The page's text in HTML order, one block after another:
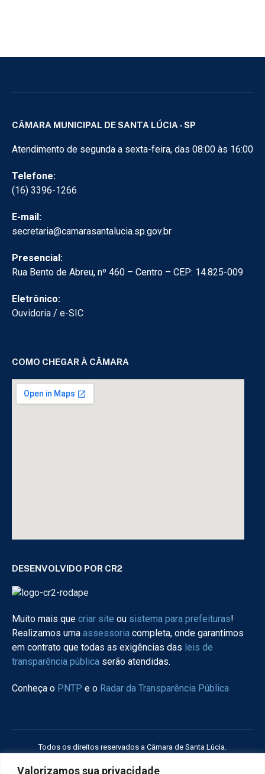
Valorizamos sua privacidade
CÂMARA MUNICIPAL DE SANTA LÚCIA - SP
Atendimento de segunda a sexta-feira, das 08:00 às 16:00
Telefone:
(16) 3396-1266
E-mail:
secretaria@camarasantalucia.sp.gov.br
Presencial:
Rua Bento de Abreu, nº 460 – Centro – CEP: 14.825-009
Eletrônico:
Ouvidoria / e-SIC
COMO CHEGAR À CÂMARA
DESENVOLVIDO POR CR2
Muito mais que criar site ou sistema para prefeituras!
Realizamos uma assessoria completa, onde garantimos
em contrato que todas as exigências das leis de
transparência pública serão atendidas.
Conheça o PNTP e o Radar da Transparência Pública
Todos os direitos reservados a Câmara de Santa Lúcia.